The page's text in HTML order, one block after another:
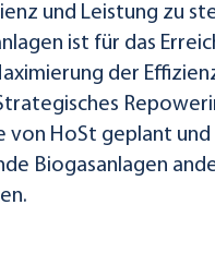
und Leistung zu
ist für das
der
von HoSt geplant
Biogasanlagen